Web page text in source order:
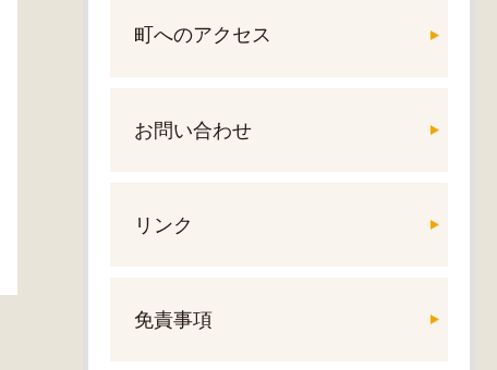
町へのアクセス
お問い合わせ
リンク
免責事項